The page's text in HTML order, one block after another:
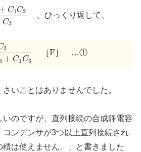
+ C1C2
C3
1 C2 C1
、ひっくり返して、
3
+ C1 C3
［F
F］ …①
いことはありませんでした。
のですが、直列接続の合成静電容
ンデンサが3つ以上直列接続され
は使えません。」と書きました